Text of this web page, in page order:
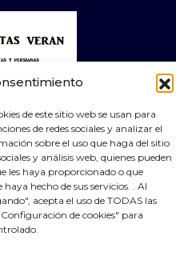
de este sitio web se usan para
de redes sociales y analizar el
sobre el uso que haga del sitio
y análisis web, quienes pueden
les haya proporcionado o que
hecho de sus servicios. . Al
acepta el uso de TODAS las
de cookies" para
Websocialmedia